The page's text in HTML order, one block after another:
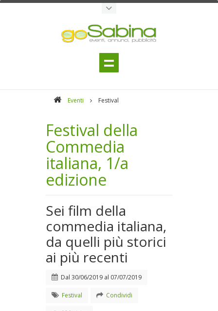
Eventi Festival
Festival della
Commedia
italiana, 1/a
edizione
Sei film della
commedia italiana,
da quelli più storici
ai più recenti
Dal 30/06/2019 al 07/07/2019
Festival Condividi